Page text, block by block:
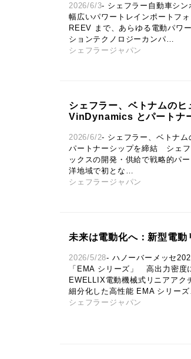
2026/6/3- シェフラー自動車シ
幅広いパワートレインポートフ
REEV まで、あらゆる電動パワ
ションテクノロジーカンパ…
シェフラージャパン
シェフラー、ベトナムの
VinDynamics とパートナ
2026/6/2- シェフラー、ベトナ
パートナーシップを締結 シェ
ックスの開発・供給で戦略的パ
洋地域で初とな…
シェフラージャパン
未来は電動化へ：新型電動
2026/5/28- ハノーバーメッセ
「EMA シリーズ」 高出力密度
EWELLIX電動機械式リニアアク
細分化した高性能 EMA シリーズ
シェフラージャパン